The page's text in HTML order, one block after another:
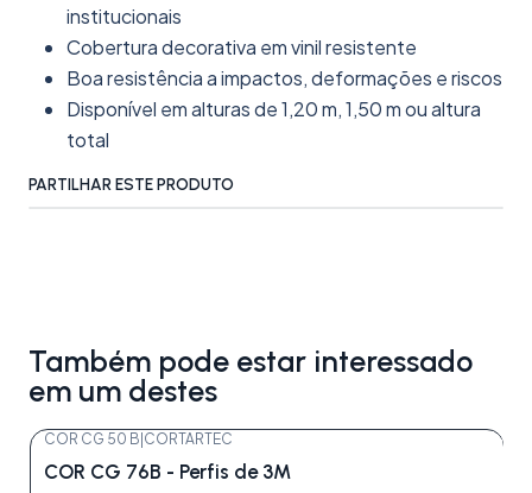
institucionais
Cobertura decorativa em vinil resistente
Boa resistência a impactos, deformações e riscos
Disponível em alturas de 1,20 m, 1,50 m ou altura
total
PARTILHAR ESTE PRODUTO
Também pode estar interessado
em um destes
COR CG 50 B CORTARTEC
COR CG 76B - Perfis de 3M